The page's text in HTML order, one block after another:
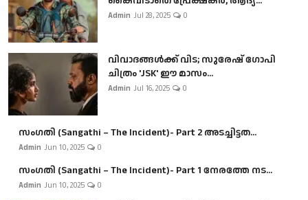
Admin Jul 28, 2025 0
വിവാദങ്ങൾക്ക് വിട; സുരേഷ് ഗോപി
ചിത്രം 'JSK' ഈ മാസം...
Admin Jul 16, 2025 0
സംഗതി (Sangathi – The Incident)- Part 2 അടച്ചിട്ടത...
Admin Jun 10, 2025 0
സംഗതി (Sangathi – The Incident)- Part 1 നേരത്തേ നട...
Admin Jun 10, 2025 0